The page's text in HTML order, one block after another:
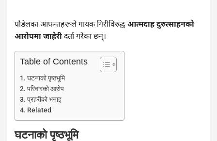
पौडेलका आफन्तहरूले गायक गिरीविरुद्धआत्मदाह दुरुत्साहनको
आरोपमा जाहेरीदर्ता गरेका छन्।
Table of Contents
घटनाको पृष्ठभूमि
परिवारको आरोप
प्रहरीको भनाइ
Related
घटनाको पृष्ठभूमि